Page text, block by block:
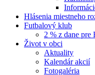
Hlásenia miestneho
Futbalový klub
2 % z dane
Život v obci
Aktuality
Kalendár akcií
Fotogaléria